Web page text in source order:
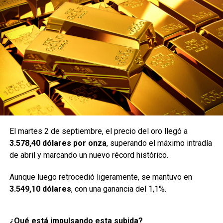
El martes 2 de septiembre, el precio del oro llegó a
3.578,40 dólares por onza, superando el máximo intradía
de abril y marcando un nuevo récord histórico.
Aunque luego retrocedió ligeramente, se mantuvo en
3.549,10 dólares, con una ganancia del 1,1%.
¿Qué está impulsando esta subida?